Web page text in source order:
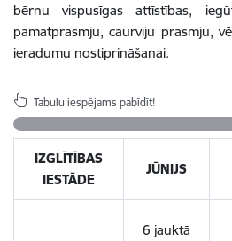
bērnu vispusīgas attīstības,
pamatprasmju, caurviju prasmju,
ieradumu nostiprināšanai.
Tabulu iespējams pabīdīt!
IZGLĪTĪBAS
IESTĀDE
JŪNIJS
6 jauktā